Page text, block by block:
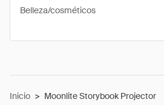
Belleza/cosméticos
Inicio > Moonlite Storybook Projector